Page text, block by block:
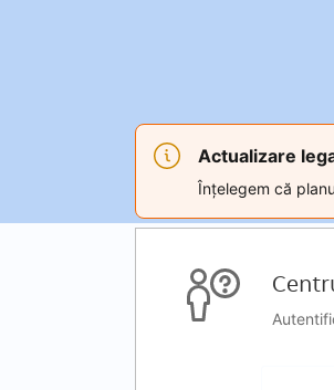
Actualizare
Înțelegem că